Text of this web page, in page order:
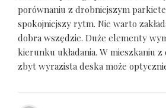
porównaniu z drobniejszym
spokojniejszy rytm. Nie warto
dobra wszędzie. Duże elementy
kierunku układania. W mieszkaniu
zbyt wyrazista deska może